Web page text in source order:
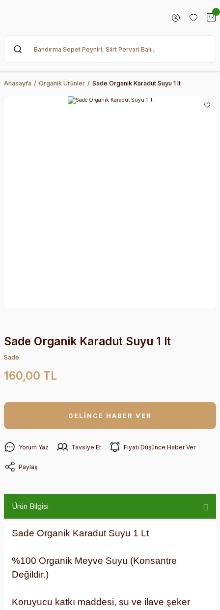
Anasayfa Organik Ürünler Sade Organik Karadut Suyu 1 lt
Sade Organik Karadut Suyu 1 lt
Sade
160,00 TL
GELİNCE HABER VER
Yorum Yaz Tavsiye Et Fiyatı Düşünce Haber Ver
Paylaş
Ürün Bilgisi
Sade Organik Karadut Suyu 1 Lt
%100 Organik Meyve Suyu (Konsantre
Değildir.)
Koruyucu katkı maddesi, su ve ilave şeker